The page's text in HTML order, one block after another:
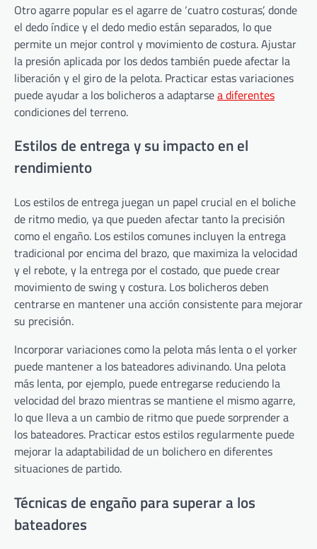
Otro agarre popular es el agarre de ‘cuatro costuras’, donde
el dedo índice y el dedo medio están separados, lo que
permite un mejor control y movimiento de costura. Ajustar
la presión aplicada por los dedos también puede afectar la
liberación y el giro de la pelota. Practicar estas variaciones
puede ayudar a los bolicheros a adaptarsea diferentes
condiciones del terreno.
Estilos de entrega y su impacto en el
rendimiento
Los estilos de entrega juegan un papel crucial en el boliche
de ritmo medio, ya que pueden afectar tanto la precisión
como el engaño. Los estilos comunes incluyen la entrega
tradicional por encima del brazo, que maximiza la velocidad
y el rebote, y la entrega por el costado, que puede crear
movimiento de swing y costura. Los bolicheros deben
centrarse en mantener una acción consistente para mejorar
su precisión.
Incorporar variaciones como la pelota más lenta o el yorker
puede mantener a los bateadores adivinando. Una pelota
más lenta, por ejemplo, puede entregarse reduciendo la
velocidad del brazo mientras se mantiene el mismo agarre,
lo que lleva a un cambio de ritmo que puede sorprender a
los bateadores. Practicar estos estilos regularmente puede
mejorar la adaptabilidad de un bolichero en diferentes
situaciones de partido.
Técnicas de engaño para superar a los
bateadores